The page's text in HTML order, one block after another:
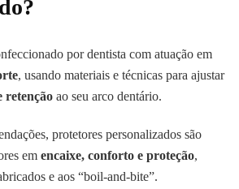
por dentista com atuação em
, usando materiais e técnicas para ajustar
retenção ao seu arco dentário.
protetores personalizados são
em encaixe, conforto e proteção,
e aos “boil-and-bite”.